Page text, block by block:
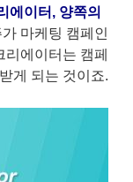
에이터, 양쪽의
마케팅 캠페인
에이터는 캠페
게 되는 것이죠.